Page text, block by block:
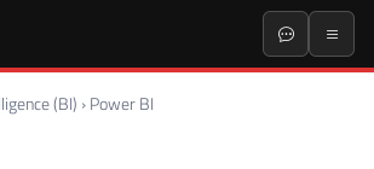
(BI) › Power BI